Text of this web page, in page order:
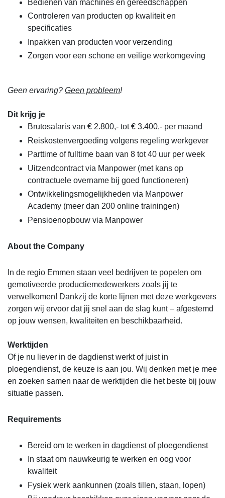
Bedienen van machines en gereedschappen
Controleren van producten op kwaliteit en
specificaties
Inpakken van producten voor verzending
Zorgen voor een schone en veilige werkomgeving
Geen ervaring? Geen probleem!
Dit krijg je
Brutosalaris van € 2.800,- tot € 3.400,- per maand
Reiskostenvergoeding volgens regeling werkgever
Parttime of fulltime baan van 8 tot 40 uur per week
Uitzendcontract via Manpower (met kans op
contractuele overname bij goed functioneren)
Ontwikkelingsmogelijkheden via Manpower
Academy (meer dan 200 online trainingen)
Pensioenopbouw via Manpower
About the Company
In de regio Emmen staan veel bedrijven te popelen om
gemotiveerde productiemedewerkers zoals jij te
verwelkomen! Dankzij de korte lijnen met deze werkgevers
zorgen wij ervoor dat jij snel aan de slag kunt – afgestemd
op jouw wensen, kwaliteiten en beschikbaarheid.
Werktijden
Of je nu liever in de dagdienst werkt of juist in
ploegendienst, de keuze is aan jou. Wij denken met je mee
en zoeken samen naar de werktijden die het beste bij jouw
situatie passen.
Requirements
Bereid om te werken in dagdienst of ploegendienst
In staat om nauwkeurig te werken en oog voor
kwaliteit
Fysiek werk aankunnen (zoals tillen, staan, lopen)